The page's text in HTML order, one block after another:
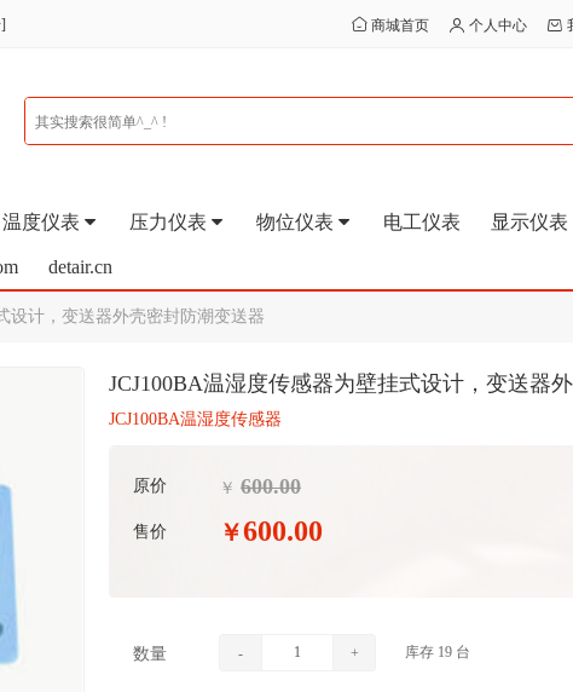
] 商城首页 个人中心
温度仪表 压力仪表 物位仪表 电工仪表 显示仪表
detair.cn
设计，变送器外壳密封防潮变送器
JCJ100BA温湿度传感器为壁挂式设计，变送器
JCJ100BA温湿度传感器
原价 ￥ 600.00
售价 ￥600.00
数量 - + 库存 19 台